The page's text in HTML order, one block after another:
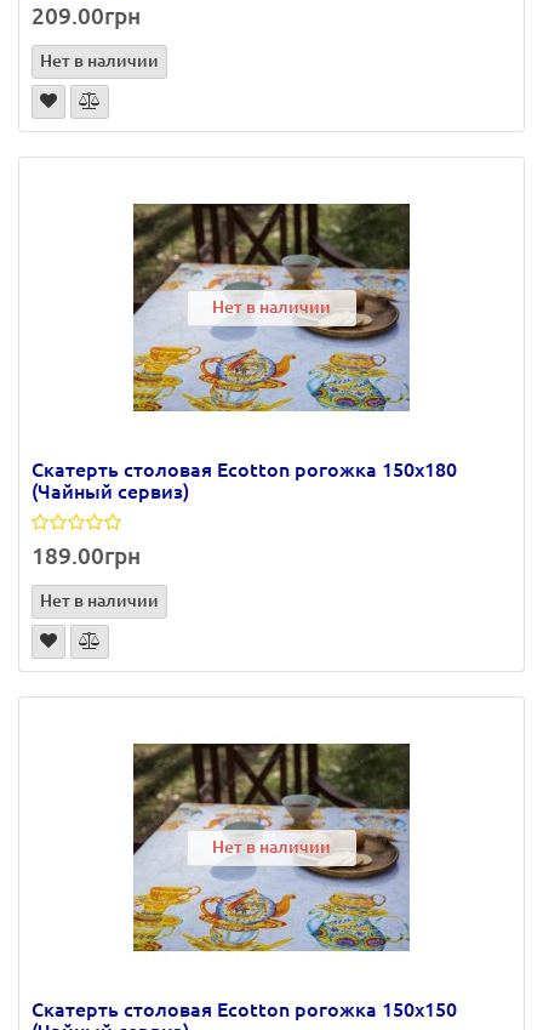
209.00грн
Нет в наличии
Нет в наличии
Скатерть столовая Ecotton рогожка 150х180
(Чайный сервиз)
189.00грн
Нет в наличии
Нет в наличии
Скатерть столовая Ecotton рогожка 150х150